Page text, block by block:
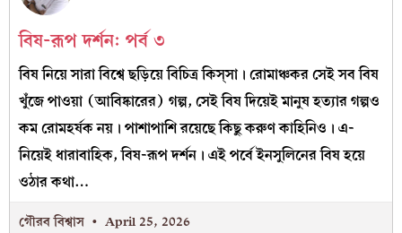
বিষ-রূপ দর্শন: পর্ব ৩
বিষ নিয়ে সারা বিশ্বে ছড়িয়ে বিচিত্র কিস্‌সা। রোমাঞ্চকর সেই সব বিষ
খুঁজে পাওয়া (আবিষ্কারের) গল্প, সেই বিষ দিয়েই মানুষ হত্যার গল্পও
কম রোমহর্ষক নয়। পাশাপাশি রয়েছে কিছু করুণ কাহিনিও। এ-
নিয়েই ধারাবাহিক, বিষ-রূপ দর্শন। এই পর্বে ইনসুলিনের বিষ হয়ে
ওঠার কথা…
গৌরব বিশ্বাস April 25, 2026